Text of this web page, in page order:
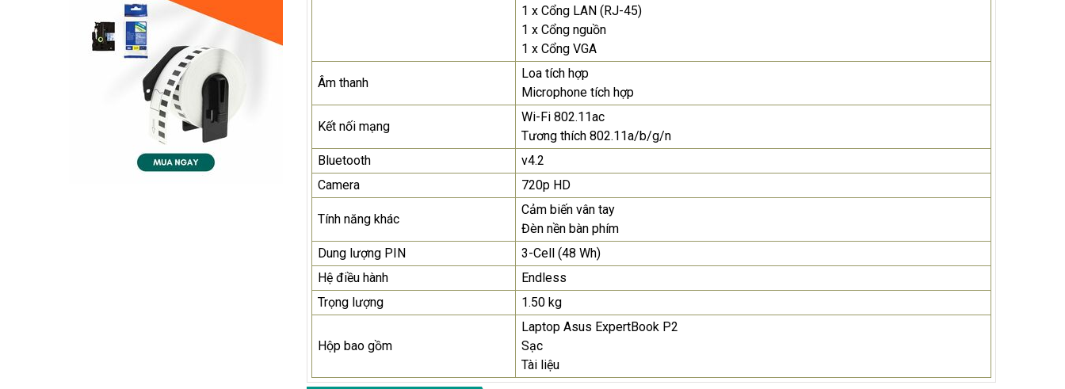
1 x Cổng LAN (RJ-45)
1 x Cổng nguồn
1 x Cổng VGA
Âm thanh
Loa tích hợp
Microphone tích hợp
Kết nối mạng
Wi-Fi 802.11ac
Tương thích 802.11a/b/g/n
Bluetooth
v4.2
Camera
720p HD
Tính năng khác
Cảm biến vân tay
Đèn nền bàn phím
Dung lượng PIN
3-Cell (48 Wh)
Hệ điều hành
Endless
Trọng lượng
1.50 kg
Hộp bao gồm
Laptop Asus ExpertBook P2
Sạc
Tài liệu